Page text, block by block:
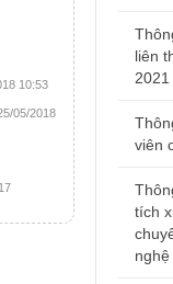
10:53
05/2018
liên
viên
tích
nghệ